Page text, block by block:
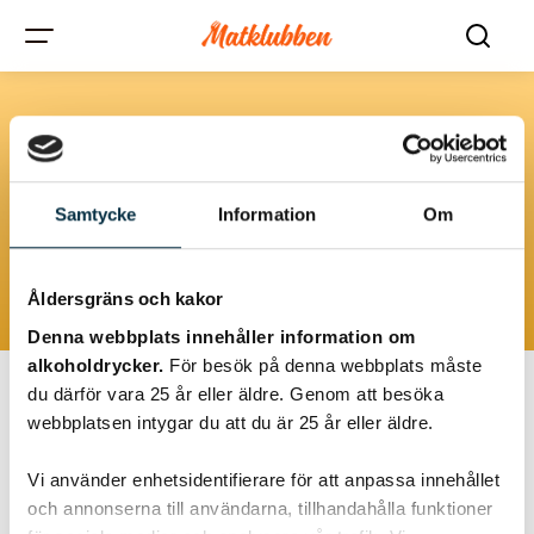
Samtycke Information Om
Åldersgräns och kakor
Denna webbplats innehåller information om
alkoholdrycker. För besök på denna webbplats måste
du därför vara 25 år eller äldre. Genom att besöka
webbplatsen intygar du att du är 25 år eller äldre.
Vi använder enhetsidentifierare för att anpassa innehållet
och annonserna till användarna, tillhandahålla funktioner
K4v
K4v inkluderar rätter tillagade med olika typer av korv eller
kötträtter som innehåller lever, perfekt för slakt och traditionella